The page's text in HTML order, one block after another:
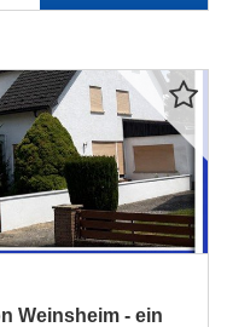
Weinsheim - ein